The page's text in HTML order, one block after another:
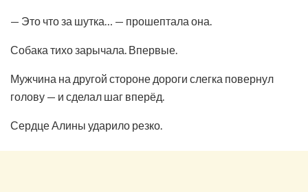
— Это что за шутка… — прошептала она.
Собака тихо зарычала. Впервые.
Мужчина на другой стороне дороги слегка повернул
голову — и сделал шаг вперёд.
Сердце Алины ударило резко.